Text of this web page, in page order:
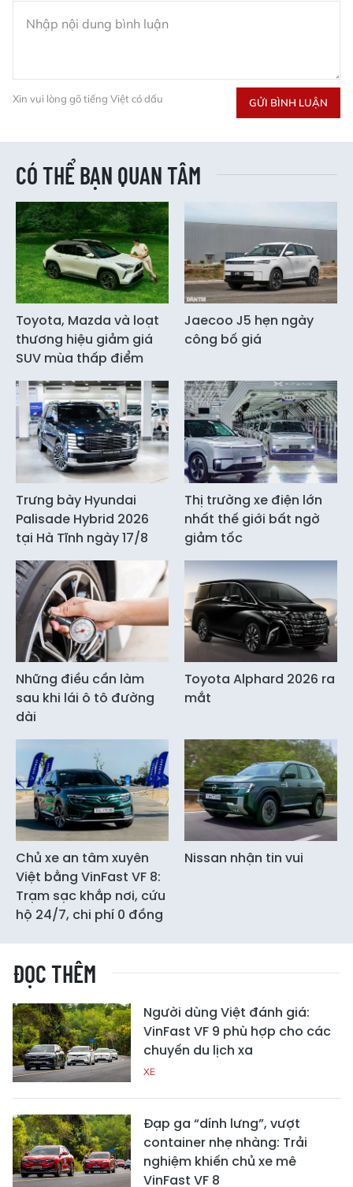
Xin vui lòng gõ tiếng Việt có dấu GỬI BÌNH LUẬN
CÓ THỂ BẠN QUAN TÂM
Toyota, Mazda và loạt
thương hiệu giảm giá
SUV mùa thấp điểm
Jaecoo J5 hẹn ngày
công bố giá
Trưng bày Hyundai
Palisade Hybrid 2026
tại Hà Tĩnh ngày 17/8
Thị trường xe điện lớn
nhất thế giới bất ngờ
giảm tốc
Những điều cần làm
sau khi lái ô tô đường
dài
Toyota Alphard 2026 ra
mắt
Chủ xe an tâm xuyên
Việt bằng VinFast VF 8:
Trạm sạc khắp nơi, cứu
hộ 24/7, chi phí 0 đồng
Nissan nhận tin vui
ĐỌC THÊM
Người dùng Việt đánh giá:
VinFast VF 9 phù hợp cho các
chuyến du lịch xa
XE
Đạp ga “dính lưng”, vượt
container nhẹ nhàng: Trải
nghiệm khiến chủ xe mê
VinFast VF 8